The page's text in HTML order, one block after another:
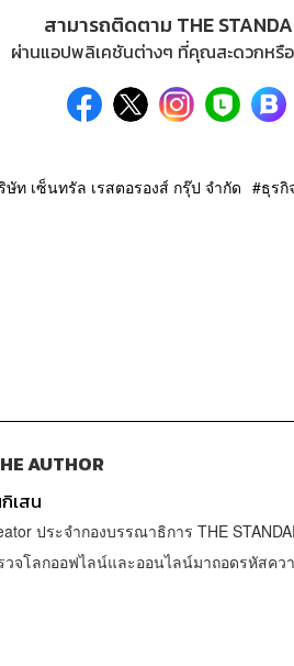
สามารถติดตาม THE
ผ่านแอปพลิเคชันต่างๆ ที่คุณสะดวกหรือ
ษัท เซ็นทรัล เรสตอรองส์ กรุ๊ป จำกัด ธุรกิ
AUTHOR
เสน
ประจำกองบรรณาธิการ THE
จโลกออฟไลน์และออนไลน์มาถอดรหัสควา